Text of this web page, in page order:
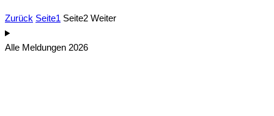
Zurück Seite1 Seite2 Weiter
Alle Meldungen 2026